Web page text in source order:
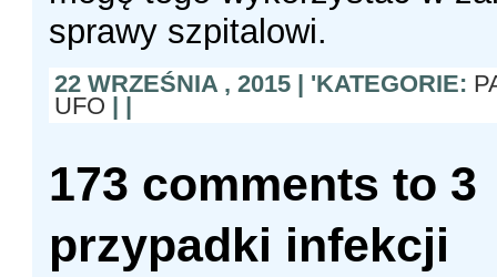
sprawy szpitalowi.
22 WRZEŚNIA , 2015 | 'KATEGORIE:
UFO | |
173 comments to 3
przypadki infekcji